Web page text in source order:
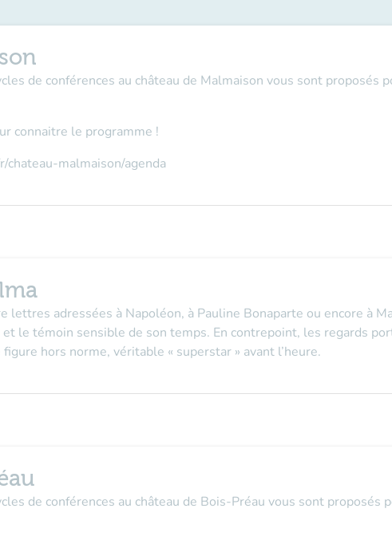
de conférences au château de Malmaison vous sont proposés
connaitre le programme !
malmaison/agenda
lettres adressées à Napoléon, à Pauline Bonaparte ou encore à
et le témoin sensible de son temps. En contrepoint, les regards
hors norme, véritable « superstar » avant l’heure.
de conférences au château de Bois-Préau vous sont proposés